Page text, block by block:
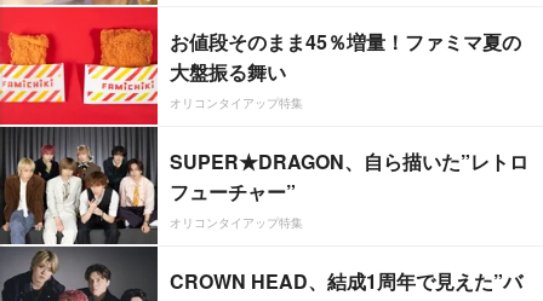
お値段そのまま45％増量！ファミマ夏の
大盤振る舞い
オリコンタイアップ特集
SUPER★DRAGON、自ら描いた”レトロ
フューチャー”
オリコンタイアップ特集
CROWN HEAD、結成1周年で見えた”バ